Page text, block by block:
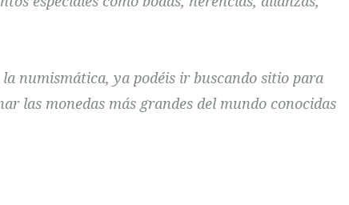
numismática, ya podéis ir buscando sitio para
las monedas más grandes del mundo conocidas